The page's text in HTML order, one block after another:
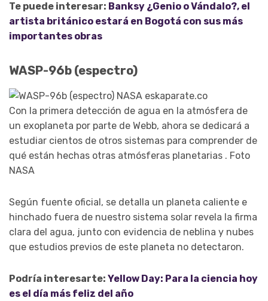
Te puede interesar: Banksy ¿Genio o Vándalo?, el
artista británico estará en Bogotá con sus más
importantes obras
WASP-96b (espectro)
Con la primera detección de agua en la atmósfera de
un exoplaneta por parte de Webb, ahora se dedicará a
estudiar cientos de otros sistemas para comprender de
qué están hechas otras atmósferas planetarias . Foto
NASA
Según fuente oficial, se detalla un planeta caliente e
hinchado fuera de nuestro sistema solar revela la firma
clara del agua, junto con evidencia de neblina y nubes
que estudios previos de este planeta no detectaron.
Podría interesarte: Yellow Day: Para la ciencia hoy
es el día más feliz del año